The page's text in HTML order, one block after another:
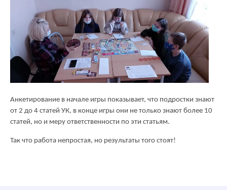
Анкетирование в начале игры показывает, что подростки знают
от 2 до 4 статей УК, в конце игры они не только знают более 10
статей, но и меру ответственности по эти статьям.
Так что работа непростая, но результаты того стоят!